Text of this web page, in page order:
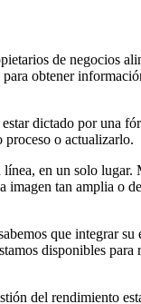
de negocios
obtener
dictado por una
proceso o actualizarlo.
en un solo lugar.
tan amplia o
que integrar
disponibles
del rendimiento